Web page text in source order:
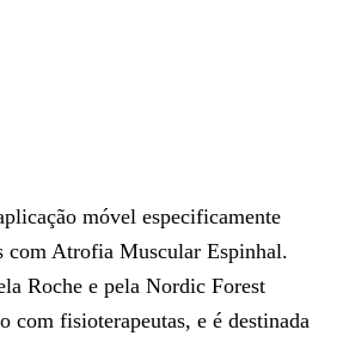
móvel especificamente
com Atrofia Muscular Espinhal.
Roche e pela Nordic Forest
com fisioterapeutas, e é destinada